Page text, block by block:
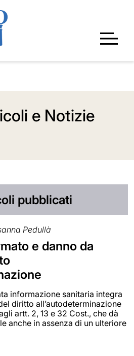
e Notizie
pubblicati
Pedullà
e danno da
informazione sanitaria integra
diritto all’autodeterminazione
artt. 2, 13 e 32 Cost., che dà
anche in assenza di un ulteriore